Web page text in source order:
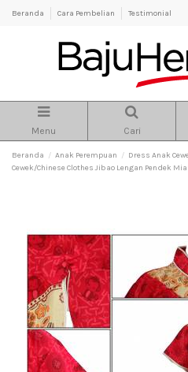
Beranda Cara Pembelian Testimonial
Menu Cari
Beranda Anak Perempuan Dress Anak
Cewek/Chinese Clothes Jibao Lengan Pendek